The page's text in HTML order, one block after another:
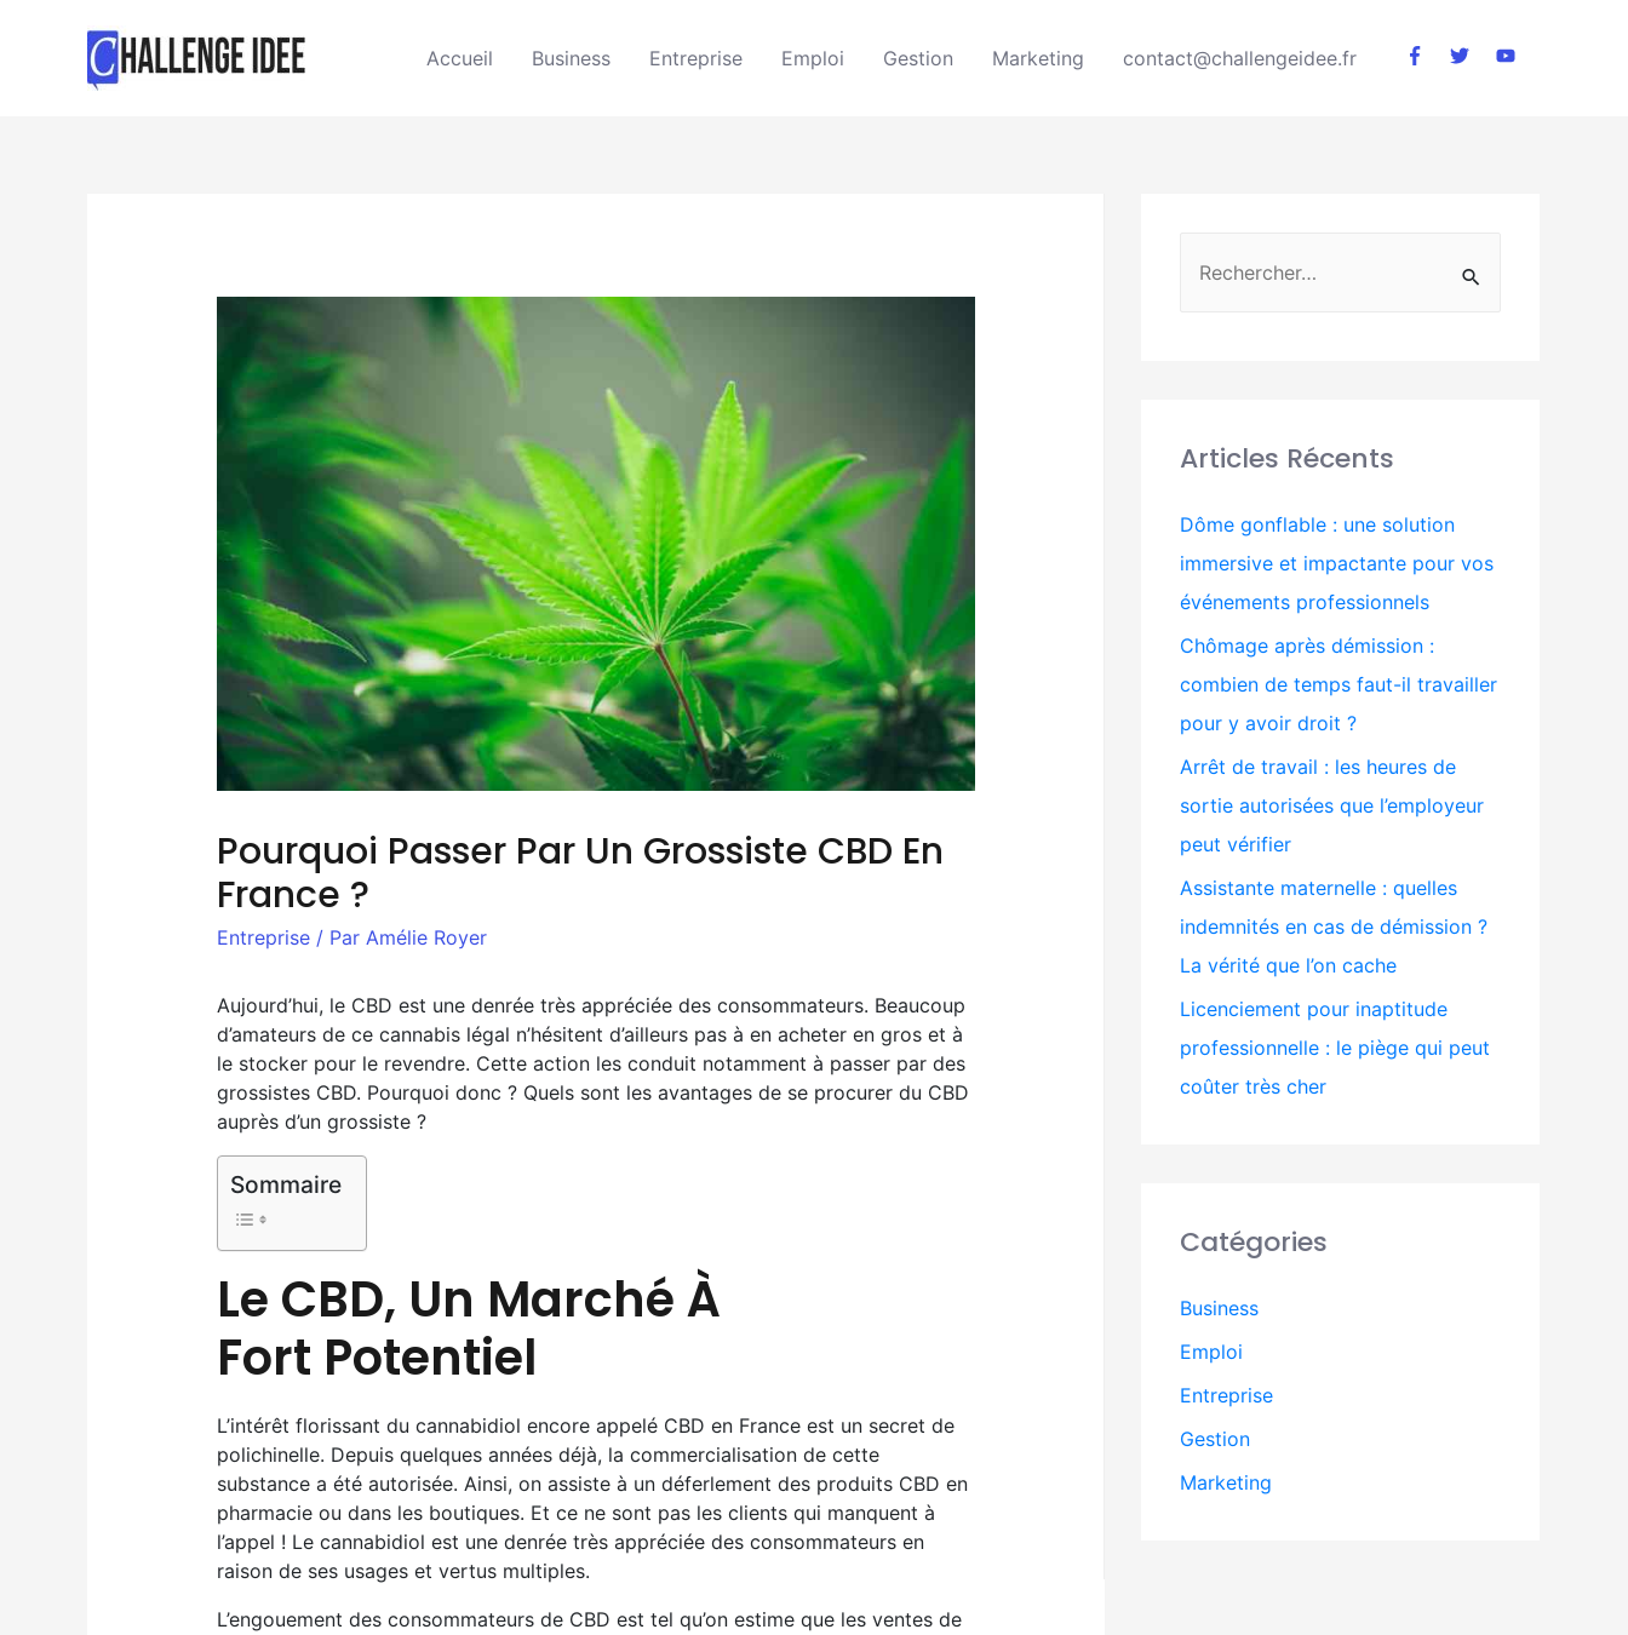
Accueil Business Entreprise Emploi Gestion Marketing contact@challengeidee.fr
Pourquoi Passer Par Un Grossiste CBD En
France ?
Entreprise/ Par Amélie Royer
Aujourd’hui, le CBD est une denrée très appréciée des consommateurs. Beaucoup
d’amateurs de ce cannabis légal n’hésitent d’ailleurs pas à en acheter en gros et à
le stocker pour le revendre. Cette action les conduit notamment à passer par des
grossistes CBD. Pourquoi donc ? Quels sont les avantages de se procurer du CBD
auprès d’un grossiste ?
Sommaire
Le CBD, Un Marché À
Fort Potentiel
L’intérêt florissant du cannabidiol encore appelé CBD en France est un secret de
polichinelle. Depuis quelques années déjà, la commercialisation de cette
substance a été autorisée. Ainsi, on assiste à un déferlement des produits CBD en
pharmacie ou dans les boutiques. Et ce ne sont pas les clients qui manquent à
l’appel ! Le cannabidiol est une denrée très appréciée des consommateurs en
raison de ses usages et vertus multiples.
L’engouement des consommateurs de CBD est tel qu’on estime que les ventes de
Articles Récents
Dôme gonflable : une solution
immersive et impactante pour vos
événements professionnels
Chômage après démission :
combien de temps faut-il travailler
pour y avoir droit ?
Arrêt de travail : les heures de
sortie autorisées que l’employeur
peut vérifier
Assistante maternelle : quelles
indemnités en cas de démission ?
La vérité que l’on cache
Licenciement pour inaptitude
professionnelle : le piège qui peut
coûter très cher
Catégories
Business
Emploi
Entreprise
Gestion
Marketing